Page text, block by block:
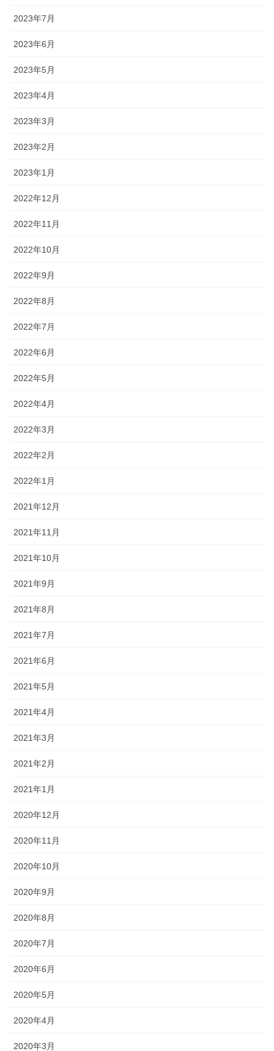
2023年7月
2023年6月
2023年5月
2023年4月
2023年3月
2023年2月
2023年1月
2022年12月
2022年11月
2022年10月
2022年9月
2022年8月
2022年7月
2022年6月
2022年5月
2022年4月
2022年3月
2022年2月
2022年1月
2021年12月
2021年11月
2021年10月
2021年9月
2021年8月
2021年7月
2021年6月
2021年5月
2021年4月
2021年3月
2021年2月
2021年1月
2020年12月
2020年11月
2020年10月
2020年9月
2020年8月
2020年7月
2020年6月
2020年5月
2020年4月
2020年3月